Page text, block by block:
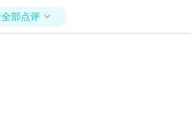
部点评 